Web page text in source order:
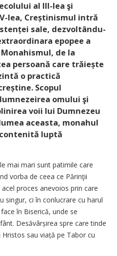
al III-lea şi
lea, Creștinismul intră
sale, dezvoltându-
epopee a
de la
persoană care trăiește
o practică
Scopul
omului şi
voii lui Dumnezeu
aceasta, monahul
luptă
mai mari sunt patimile care
vorba de ceea ce Părinţii
proces anevoios prin care
singur, ci în conlucrare cu harul
în Biserică, unde se
Desăvârșirea spre care tinde
sau viață pe Tabor cu